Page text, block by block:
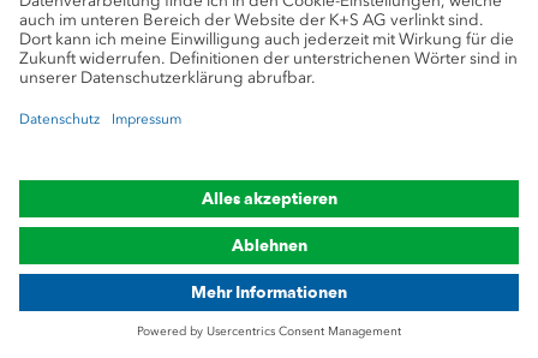
K+S-Standorte
Lokal verankert - global
aufgestellt
In der Region verwurzelt, auf der ganzen
Welt zu Hause. K+S besitzt
Produktionsstandorte in Europa und
Nordamerika, darüber hinaus